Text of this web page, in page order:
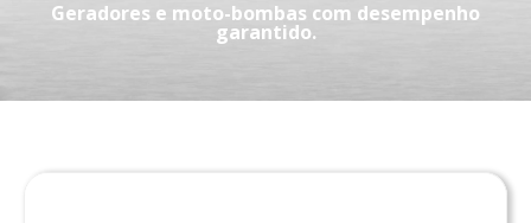
Geradores e moto-bombas com desempenho
garantido.